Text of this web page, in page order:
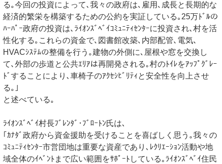
る｡今回の投資によって､我々の政府は､雇用､成長と長期的な
経済的繁栄を構築するための公約を実証している｡25万ﾄﾞﾙの
ﾊｰﾊﾟｰ政府の投資は､ﾗｲｵﾝｽﾞﾍﾞｲｺﾐｭﾆﾃｨｾﾝﾀｰに投資され､村を活
性化する｡これらの資金で､図書館改築､内部配管､電気､
HVACｼｽﾃﾑの整備を行う｡建物の外側に､屋根や窓を交換し
て､外部の歩道と公共ｴﾘｱは再​​開発される｡村のﾄｲﾚをｱｯﾌﾟｸﾞﾚｰ
ﾄﾞすることにより､車椅子のｱｸｾｼﾋﾞﾘﾃｨと安全性を向上させ
る｡｣
と述べている｡
ﾗｲｵﾝｽﾞﾍﾞｲ村長ﾌﾞﾚﾝﾀﾞ･ﾌﾞﾛｰﾄﾝ氏は､
｢ｶﾅﾀﾞ政府から資金援助を受けることを喜ばしく思う｡我々の
ｺﾐｭﾆﾃｨｾﾝﾀｰ市営団地は重要な資産であり､ﾚｸﾘｴｰｼｮﾝ活動や地
域全体のｲﾍﾞﾝﾄまで広い範囲をｻﾎﾟｰﾄしている｡ﾗｲｵﾝｽﾞﾍﾞｲ住民